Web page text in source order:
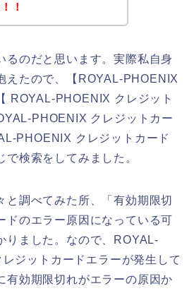
！
るのだと思います。実際私自身
えたので、【ROYAL-PHOENIX
ROYAL-PHOENIX クレジット
PHOENIX クレジットカー
PHOENIX クレジットカード
検索をしてみました。
と調べてみた所、「有効期限切
ドのエラー原因になっている可
りました。なので、ROYAL-
ジットカードエラーが発生して
有効期限切れがエラーの原因か